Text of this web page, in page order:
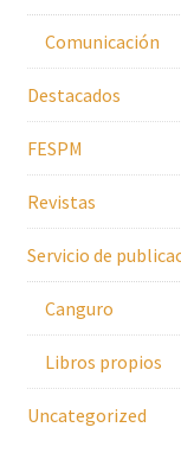
Comunicación
Destacados
FESPM
Revistas
Servicio de
Canguro
Libros propios
Uncategorized